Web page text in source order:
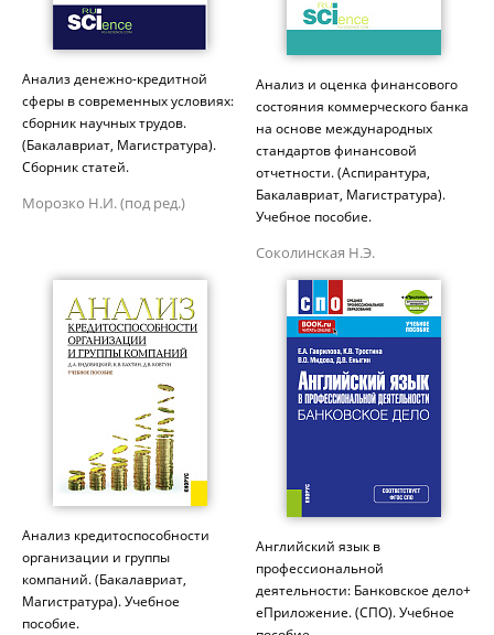
Анализ денежно-кредитной
сферы в современных условиях:
сборник научных трудов.
(Бакалавриат, Магистратура).
Сборник статей.
Морозко Н.И. (под ред.)
Анализ и оценка финансового
состояния коммерческого банка
на основе международных
стандартов финансовой
отчетности. (Аспирантура,
Бакалавриат, Магистратура).
Учебное пособие.
Соколинская Н.Э.
Анализ кредитоспособности
организации и группы
компаний. (Бакалавриат,
Магистратура). Учебное
пособие.
Английский язык в
профессиональной
деятельности: Банковское дело+
еПриложение. (СПО). Учебное